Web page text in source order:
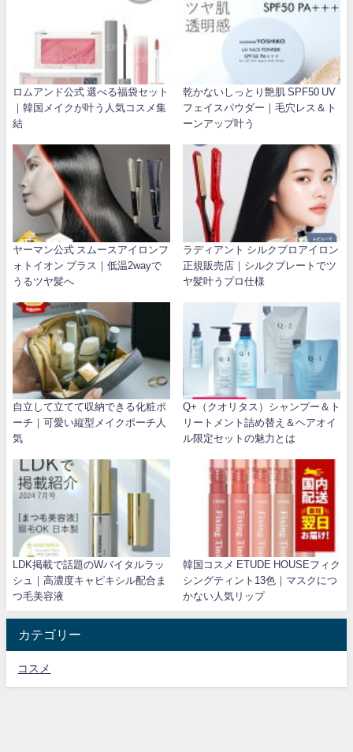
ロムアンド公式 選べる福袋セット
｜韓国メイクが叶う人気コスメ集
結
乾かないしっとり艶肌 SPF50 UV
フェイスパウダー｜毛穴レス＆ト
ーンアップ叶う
ヤーマン公式 スムースアイロンフ
ォトイオン プラス｜低温2wayで
うるツヤ髪へ
ラディアント シルクプロアイロン
正規販売店｜シルクプレートでツ
ヤ髪叶うプロ仕様
自立して立てて収納できる化粧ポ
ーチ｜可愛い縦型メイクポーチ人
気
Q+（クオリタス）シャンプー＆ト
リートメント詰め替え＆ヘアオイ
ル限定セットの魅力とは
LDK掲載で話題のWバイタルラッ
シュ｜高濃度キャピキシル配合ま
つ毛美容液
韓国コスメ ETUDE HOUSEフィク
シングティント13色｜マスクにつ
かない人気リップ
カテゴリー
コスメ